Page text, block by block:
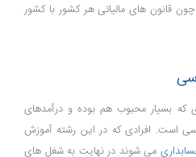
قانون های مالیاتی هر کشور با کشور
که بسیار محبوب هم بوده و درآمدهای
است. افرادی که در این رشته آموزش
می شوند در نهایت به شغل های